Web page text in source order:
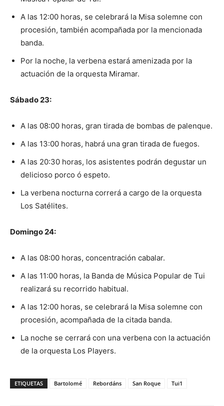
A las 12:00 horas, se celebrará la Misa solemne con
procesión, también acompañada por la mencionada
banda.
Por la noche, la verbena estará amenizada por la
actuación de la orquesta Miramar.
Sábado 23:
A las 08:00 horas, gran tirada de bombas de palenque.
A las 13:00 horas, habrá una gran tirada de fuegos.
A las 20:30 horas, los asistentes podrán degustar un
delicioso porco ó espeto.
La verbena nocturna correrá a cargo de la orquesta
Los Satélites.
Domingo 24:
A las 08:00 horas, concentración cabalar.
A las 11:00 horas, la Banda de Música Popular de Tui
realizará su recorrido habitual.
A las 12:00 horas, se celebrará la Misa solemne con
procesión, acompañada de la citada banda.
La noche se cerrará con una verbena con la actuación
de la orquesta Los Players.
ETIQUETAS Bartolomé Rebordáns San Roque Tui1